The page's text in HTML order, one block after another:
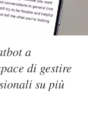
a
di gestire
su più